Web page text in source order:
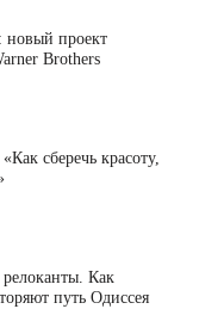
новый проект
Brothers
сберечь красоту,
Как
путь Одиссея